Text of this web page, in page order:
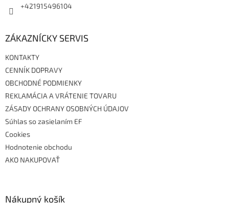
+421915496104
ZÁKAZNÍCKY SERVIS
KONTAKTY
CENNÍK DOPRAVY
OBCHODNÉ PODMIENKY
REKLAMÁCIA A VRÁTENIE TOVARU
ZÁSADY OCHRANY OSOBNÝCH ÚDAJOV
Súhlas so zasielaním EF
Cookies
Hodnotenie obchodu
AKO NAKUPOVAŤ
Nákupný košík